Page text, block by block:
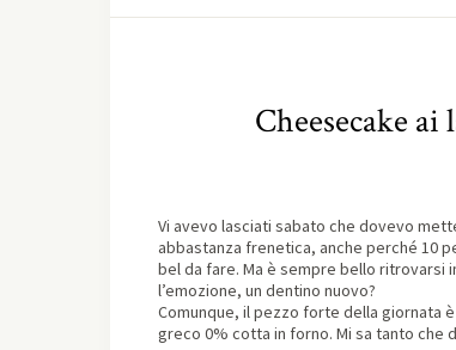
Cheesecake
Vi avevo lasciati sabato che dovevo
abbastanza frenetica, anche perché 10
bel da fare. Ma è sempre bello ritrovarsi
l’emozione, un dentino nuovo?
Comunque, il pezzo forte della giornata
greco 0% cotta in forno. Mi sa tanto che